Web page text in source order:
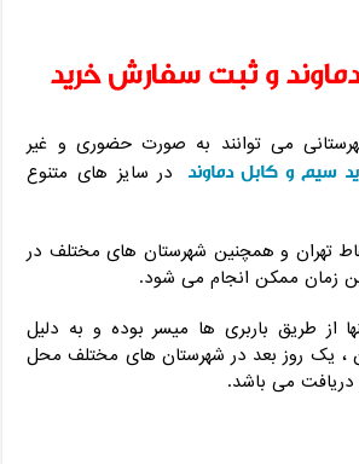
و ثبت سفارش خرید
می توانند به صورت حضوری و غیر
سیم و کابل دماوند در سایز های متنوع
تهران و همچنین شهرستان های مختلف در
زمان ممکن انجام می شود.
از طریق باربری ها میسر بوده و به دلیل
، یک روز بعد در شهرستان های مختلف محل
دریافت می باشد.